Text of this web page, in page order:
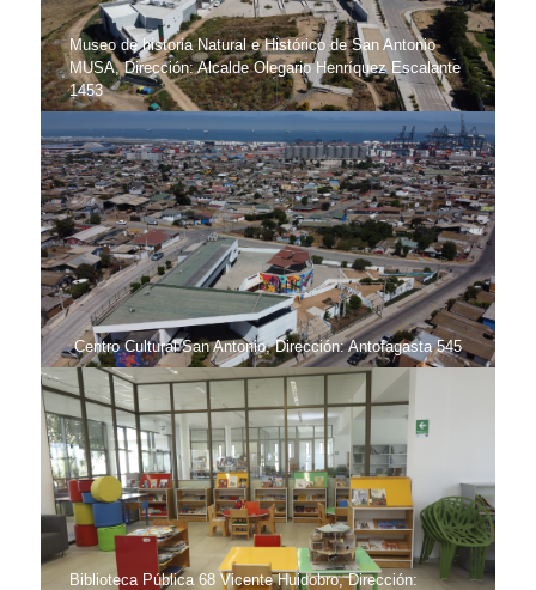
Museo de historia Natural e Histórico de San Antonio
MUSA, Dirección: Alcalde Olegario Henríquez Escalante
1453
Centro Cultural San Antonio, Dirección: Antofagasta 545
Biblioteca Pública 68 Vicente Huidobro, Dirección: